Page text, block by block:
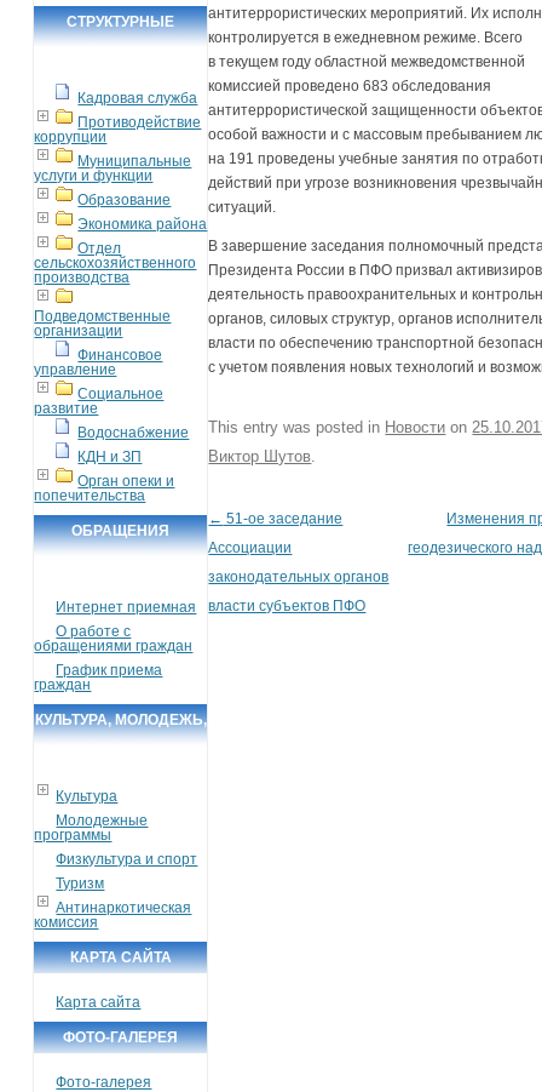
СТРУКТУРНЫЕ
Кадровая служба
Противодействие
коррупции
Муниципальные
услуги и функции
Образование
Экономика района
Отдел
сельскохозяйственного
производства
Подведомственные
организации
Финансовое
управление
Социальное
развитие
Водоснабжение
КДН и ЗП
Орган опеки и
попечительства
ОБРАЩЕНИЯ
Интернет приемная
О работе с
обращениями граждан
График приема
граждан
КУЛЬТУРА, МОЛОДЕЖЬ,
Культура
Молодежные
программы
Физкультура и спорт
Туризм
Антинаркотическая
комиссия
КАРТА САЙТА
Карта сайта
ФОТО-ГАЛЕРЕЯ
Фото-галерея
антитеррористических мероприятий. Их
контролируется в ежедневном режиме. Всего
в текущем году областной межведомственной
комиссией проведено 683 обследования
антитеррористической защищенности
особой важности и с массовым пребыванием
на 191 проведены учебные занятия по
действий при угрозе возникновения
ситуаций.
В завершение заседания полномочный
Президента России в ПФО призвал
деятельность правоохранительных и
органов, силовых структур, органов
власти по обеспечению транспортной
с учетом появления новых технологий и
This entry was posted in Новости on
Виктор Шутов
Post navigation
← 51-ое заседание
Ассоциации
законодательных органов
власти субъектов ПФО
Изменения
геодезического